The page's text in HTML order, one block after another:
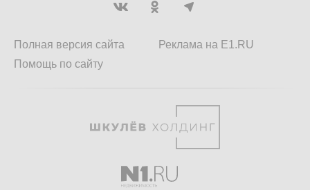
Полная версия сайта
Помощь по сайту
Реклама на E1.RU